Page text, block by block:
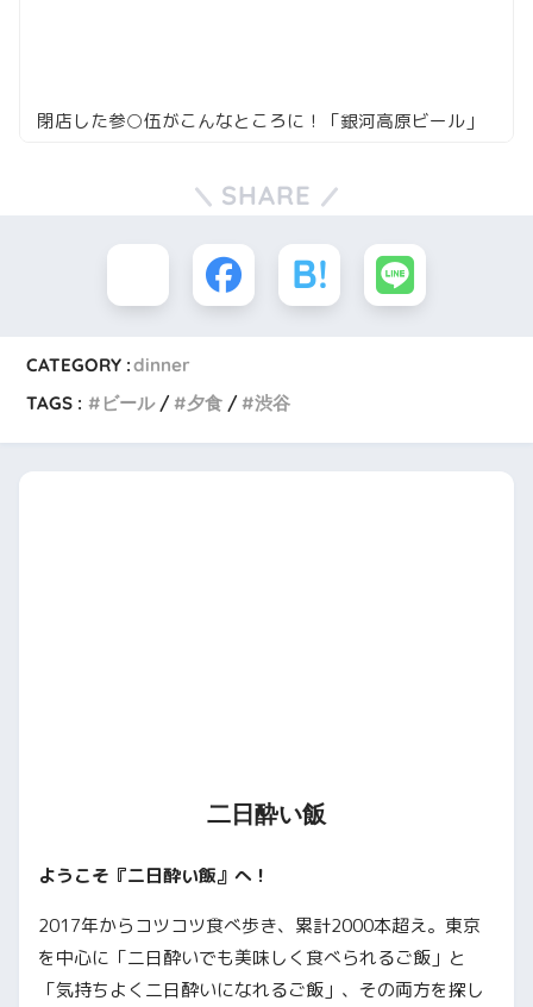
閉店した参○伍がこんなところに！「銀河高原ビール」
SHARE
CATEGORY :dinner
TAGS :
ビール 夕食 渋谷
二日酔い飯
ようこそ『二日酔い飯』へ！
2017年からコツコツ食べ歩き、累計2000本超え。東京
を中心に「二日酔いでも美味しく食べられるご飯」と
「気持ちよく二日酔いになれるご飯」、その両方を探し